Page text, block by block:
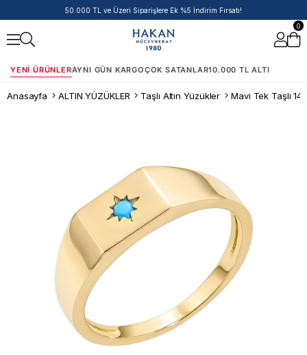
14 Ayar Ürünlerde Havale/EFT İndirimi
0
YENI ÜRÜNLERAYNI GÜN KARGOÇOK SATANLAR10.000 TL ALTI
Anasayfa ALTIN YÜZÜKLER Taşlı Altın Yüzükler Mavi Tek Taşlı 14